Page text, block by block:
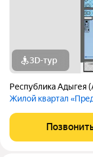
3D-тур
Республика Адыгея
Жилой квартал